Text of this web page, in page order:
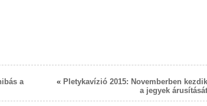
a
« Pletykavízió 2015: Novemberben kezdik
a jegyek árusítását